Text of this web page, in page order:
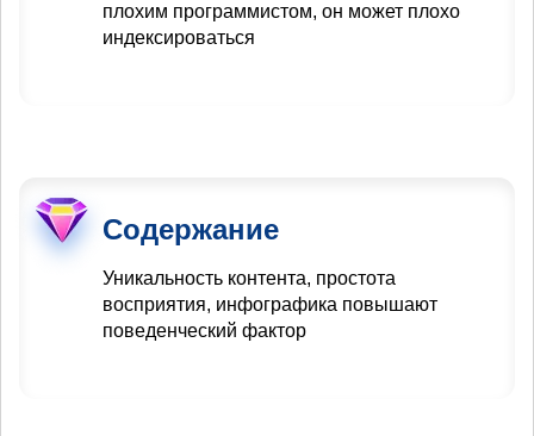
плохим программистом, он может плохо
индексироваться
Содержание
Уникальность контента, простота
восприятия, инфографика повышают
поведенческий фактор